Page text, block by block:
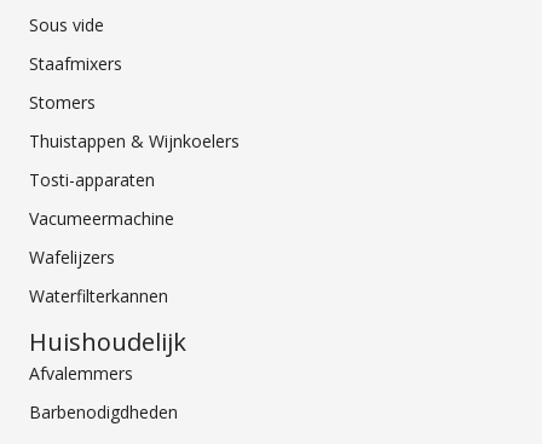
Sous vide
Staafmixers
Stomers
Thuistappen & Wijnkoelers
Tosti-apparaten
Vacumeermachine
Wafelijzers
Waterfilterkannen
Huishoudelijk
Afvalemmers
Barbenodigdheden